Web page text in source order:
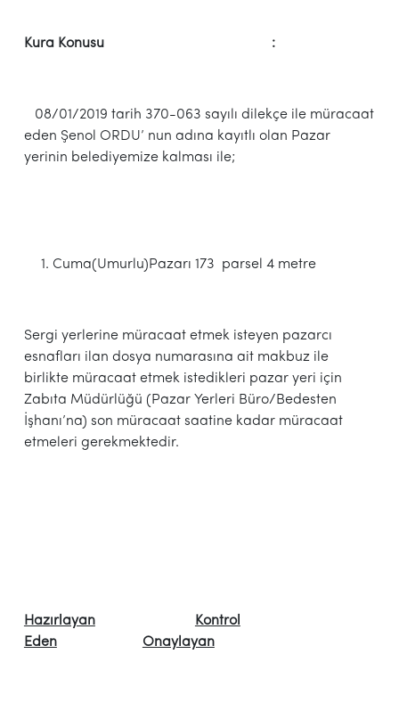
Kura Konusu :
08/01/2019 tarih 370-063 sayılı dilekçe ile müracaat
eden Şenol ORDU’ nun adına kayıtlı olan Pazar
yerinin belediyemize kalması ile;
Cuma(Umurlu)Pazarı 173 parsel 4 metre
Sergi yerlerine müracaat etmek isteyen pazarcı
esnafları ilan dosya numarasına ait makbuz ile
birlikte müracaat etmek istedikleri pazar yeri için
Zabıta Müdürlüğü (Pazar Yerleri Büro/Bedesten
İşhanı’na) son müracaat saatine kadar müracaat
etmeleri gerekmektedir.
Hazırlayan
Kontrol
Eden
Onaylayan